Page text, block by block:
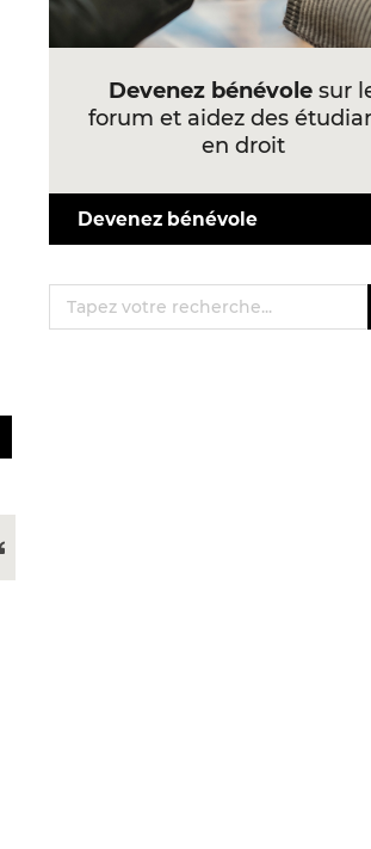
Devenez bénévole sur
forum et aidez des
en droit
Devenez bénévole